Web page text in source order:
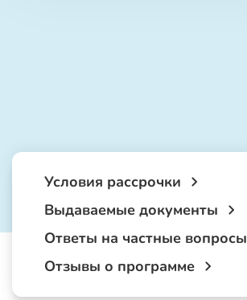
Условия рассрочки
Выдаваемые документы
Ответы на частные вопросы
Отзывы о программе